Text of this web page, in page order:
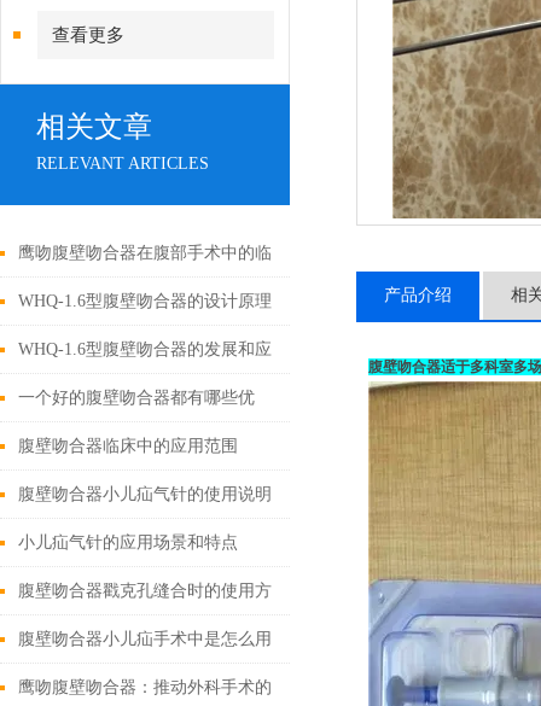
查看更多
相关文章
RELEVANT ARTICLES
鹰吻腹壁吻合器在腹部手术中的临
床应用
WHQ-1.6型腹壁吻合器的设计原理
与应用
WHQ-1.6型腹壁吻合器的发展和应
用为外科手术领域带来了新的可能
性
一个好的腹壁吻合器都有哪些优
点？
腹壁吻合器临床中的应用范围
腹壁吻合器小儿疝气针的使用说明
小儿疝气针的应用场景和特点
腹壁吻合器戳克孔缝合时的使用方
法
腹壁吻合器小儿疝手术中是怎么用
的
鹰吻腹壁吻合器：推动外科手术的
产品介绍 相
腹壁吻合器适于多科室多